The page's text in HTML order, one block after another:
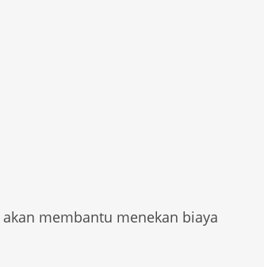
akan membantu menekan biaya